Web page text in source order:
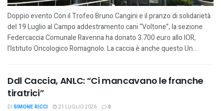
Doppio evento Con il Trofeo Bruno Cangini e il pranzo di solidarietà
del 19 Luglio al Campo addestramento cani “Voltone”, la sezione
Federcaccia Comunale Ravenna ha donato 3.700 euro allo IOR,
l’Istituto Oncologico Romagnolo. La caccia è anche questo Un...
Ddl Caccia, ANLC: “Ci mancavano le franche
tiratrici”
DI SIMONE RICCI 21 LUGLIO 2026 0